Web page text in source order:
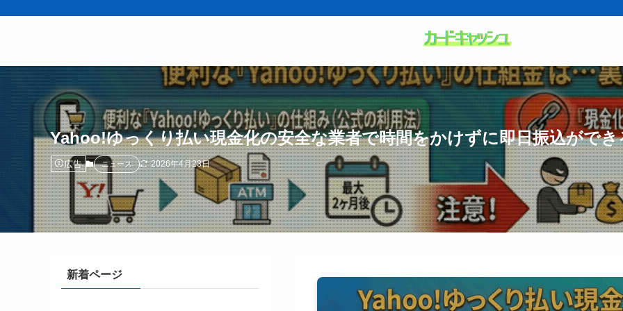
Yahoo!ゆっくり払い現金化の安全な業者で時間をかけずに即日振込ができ
広告 ニュース 2026年4月23日
新着ページ